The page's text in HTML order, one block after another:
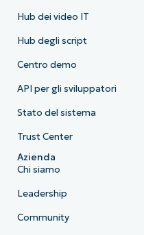
Hub dei video IT
Hub degli script
Centro demo
API per gli sviluppatori
Stato del sistema
Trust Center
Azienda
Chi siamo
Leadership
Community